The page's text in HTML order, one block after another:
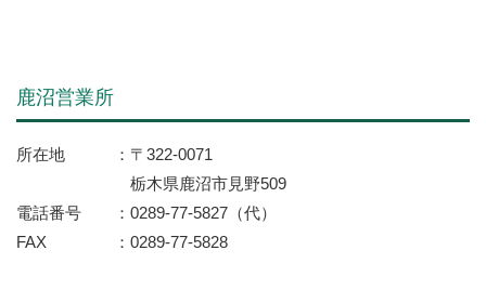
鹿沼営業所
所在地
〒322-0071
栃木県鹿沼市見野509
電話番号
0289-77-5827（代）
FAX
0289-77-5828